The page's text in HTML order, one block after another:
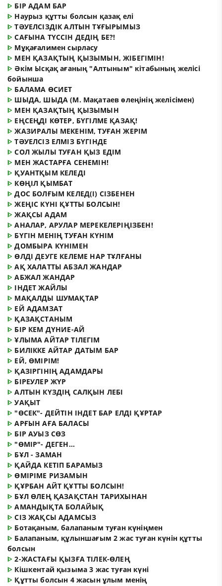
ᐈ БІР АДАМ БАР
ᐈ Наурыз құтты болсын қазақ елі
ᐈТӘУЕЛСІЗДІК АЛТЫН ТҰҒЫРЫМЫЗ
ᐈСАҒЫНА ТҮССІН ДЕДІҢ БЕ?!
ᐈ Мұқағалимен сырласу
ᐈ МЕН ҚАЗАҚТЫҢ ҚЫЗЫМЫН, ЖІБЕГІМІН!
ᐈ Әкім Ысқақ ағаның "Алтыным" кітабының желісі
бойынша
ᐈ БАЛАМА ӨСИЕТ
ᐈ ШЫДА, ШЫДА (М. Мақатаев өлеңінің желісімен)
ᐈ МЕН ҚАЗАҚТЫҢ ҚЫЗЫМЫН
ᐈ ЕҢСЕҢДІ КӨТЕР, БҮГІЛМЕ ҚАЗАҚ!
ᐈЖАЗИРАЛЫ МЕКЕНІМ, ТУҒАН ЖЕРІМ
ᐈТӘУЕЛСІЗ ЕЛМІЗ БҮГІНДЕ
ᐈСОЛ ЖЫЛЫ ТУҒАН ҚЫЗ ЕДІМ
ᐈ МЕН ЖАСТАРҒА СЕНЕМІН!
ᐈ ҚУАНТҚЫМ КЕЛЕДІ
ᐈ КӨҢІЛ ҚЫМБАТ
ᐈДОС БОЛҒЫМ КЕЛЕД(І) СІЗБЕНЕН
ᐈЖЕҢІС КҮНІ ҚҰТТЫ БОЛСЫН!
ᐈЖАҚСЫ АДАМ
ᐈАНАЛАР, АРУЛАР МЕРЕКЕЛЕРІҢІЗБЕН!
ᐈ БҮГІН МЕНІҢ ТУҒАН КҮНІМ
ᐈДОМБЫРА КҮНІМЕН
ᐈӨЛДІ ДЕУГЕ КЕЛЕМЕ НАР ТҰЛҒАНЫ
ᐈАҚ ХАЛАТТЫ АБЗАЛ ЖАНДАР
ᐈАБЖАЛ ЖАНДАР
ᐈ ІНДЕТ ЖАЙЛЫ
ᐈ МАҚАЛДЫ ШУМАҚТАР
ᐈ ЕЙ АДАМЗАТ
ᐈ ҚАЗАҚСТАНЫМ
ᐈ БІР КЕМ ДҮНИЕ-АЙ
ᐈҰЛЫМА АЙТАР ТІЛЕГІМ
ᐈ БИЛІККЕ АЙТАР ДАТЫМ БАР
ᐈ ЕЙ, ӨМІРІМ!
ᐈ ҚАЗІРГІНІҢ АДАМДАРЫ
ᐈ БІРЕУЛЕР ЖҮР
ᐈАЛТЫН КҮЗДІҢ САЛҚЫН ЛЕБІ
ᐈУАҚЫТ
ᐈ "ӨСЕК"- ДЕЙТІН ІНДЕТ БАР ЕЛДІ ҚҰРТАР
ᐈАРҒЫН АҒА БАЛАСЫ
ᐈ БІР АУЫЗ СӨЗ
ᐈ "ӨМІР"- ДЕГЕН...
ᐈ БҰЛ - ЗАМАН
ᐈ ҚАЙДА КЕТІП БАРАМЫЗ
ᐈӨМІРІМЕ РИЗАМЫН
ᐈ ҚҰРБАН АЙТ ҚҰТТЫ БОЛСЫН!
ᐈ БҰЛ ӨЛЕҢ ҚАЗАҚСТАН ТАРИХЫНАН
ᐈАМАНДЫҚТА БОЛАЙЫҚ
ᐈСІЗ ЖАҚСЫ АДАМСЫЗ
ᐈ Ботақаным, балапаным туған күніңмен
ᐈ Балапаным, құлыншағым 2 жас туған күнін құтты
болсын
ᐈ2-ЖАСТАҒЫ ҚЫЗҒА ТІЛЕК-ӨЛЕҢ
ᐈ Кішкентай қызыма 3 жас туған күні
ᐈ Құтты болсын 4 жасын ұлым менің